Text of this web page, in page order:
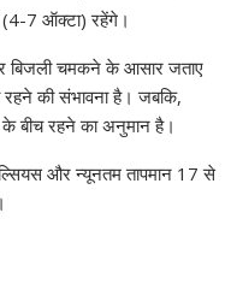
(4-7 ऑक्टा) रहेंगे।
बिजली चमकने के आसार जताए
रहने की संभावना है। जबकि,
के बीच रहने का अनुमान है।
और न्यूनतम तापमान 17 से